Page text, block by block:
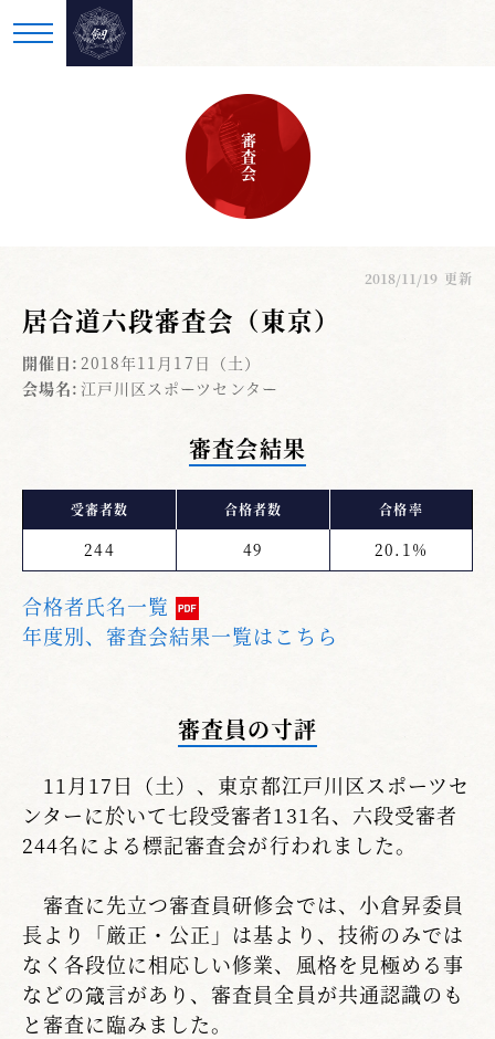
審査会
2018/11/19 更新
居合道六段審査会（東京）
開催日: 2018年11月17日（土）
会場名: 江戸川区スポーツセンター
審査会結果
受審者数 合格者数 合格率
244 49 20.1%
合格者氏名一覧
年度別、審査会結果一覧はこちら
審査員の寸評
11月17日（土）、東京都江戸川区スポーツセ
ンターに於いて七段受審者131名、六段受審者
244名による標記審査会が行われました。
審査に先立つ審査員研修会では、小倉昇委員
長より「厳正・公正」は基より、技術のみでは
なく各段位に相応しい修業、風格を見極める事
などの箴言があり、審査員全員が共通認識のも
と審査に臨みました。